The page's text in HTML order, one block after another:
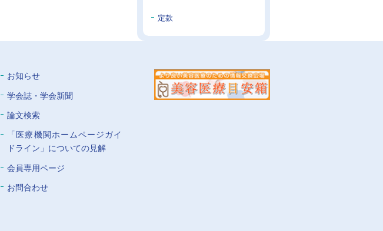
定款
お知らせ
学会誌・学会新聞
論文検索
「医療機関ホームページガイ
ドライン」についての⾒解
会員専⽤ページ
お問合わせ